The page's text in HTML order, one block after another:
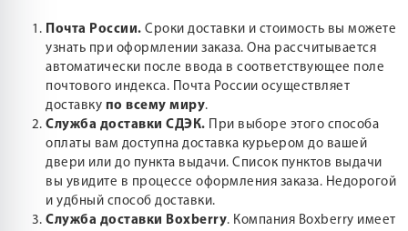
Почта России. Сроки доставки и стоимость вы можете
узнать при оформлении заказа. Она рассчитывается
автоматически после ввода в соответствующее поле
почтового индекса. Почта России осуществляет
доставку по всему миру.
Служба доставки СДЭК. При выборе этого способа
оплаты вам доступна доставка курьером до вашей
двери или до пункта выдачи. Список пунктов выдачи
вы увидите в процессе оформления заказа. Недорогой
и удбный способ доставки.
Служба доставки Boxberry. Компания Boxberry имеет